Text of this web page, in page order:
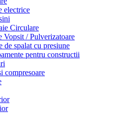
electrice
Circulare
Vopsit / Pulverizatoare
de spalat cu presiune
pentru constructii
compresoare